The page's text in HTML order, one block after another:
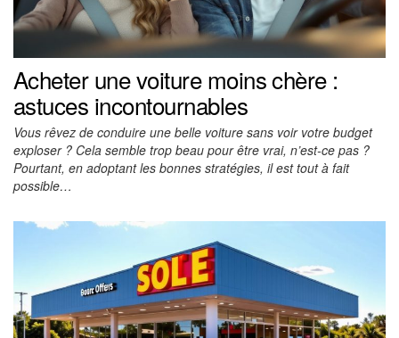
Acheter une voiture moins chère :
astuces incontournables
Vous rêvez de conduire une belle voiture sans voir votre budget
exploser ? Cela semble trop beau pour être vrai, n’est-ce pas ?
Pourtant, en adoptant les bonnes stratégies, il est tout à fait
possible…